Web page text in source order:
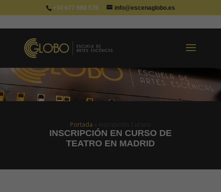
+34 677 988 576 info@escenaglobo.es
Portada
INSCRIPCIÓN EN CURSO DE
TEATRO EN MADRID